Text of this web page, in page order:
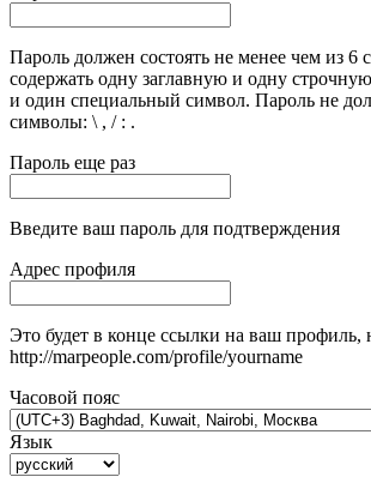
Пароль должен состоять не менее чем из 6
содержать одну заглавную и одну
и один специальный символ. Пароль не
символы: \ , / : .
Пароль еще раз
Введите ваш пароль для подтверждения
Адрес профиля
Это будет в конце ссылки на ваш профиль,
http://marpeople.com/profile/yourname
Часовой пояс
Язык